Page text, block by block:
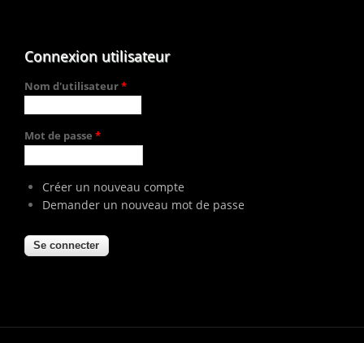
Connexion utilisateur
Nom d'utilisateur*
Mot de passe *
Créer un nouveau compte
Demander un nouveau mot de passe